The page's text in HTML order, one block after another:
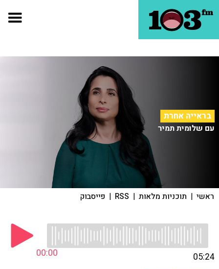
בראייה אחרת
עם שלומית תמיר
ראשי | תוכניות מלאות |
RSS
| פייסבוק
00:00 05:24